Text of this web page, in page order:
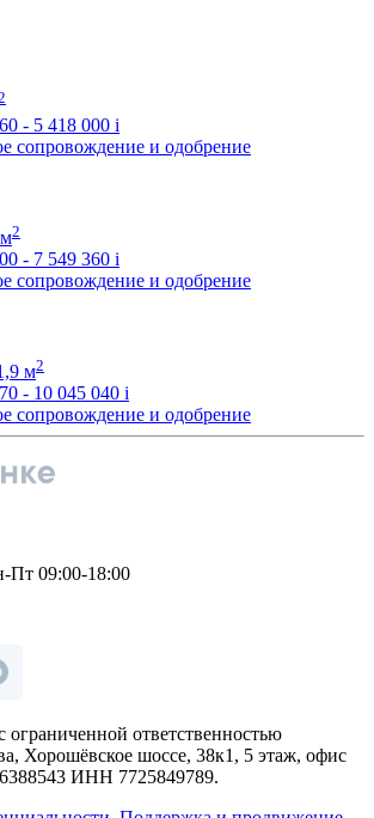
- 5 418 000 i
сопровождение и одобрение
2
- 7 549 360 i
сопровождение и одобрение
м2
- 10 045 040 i
сопровождение и одобрение
Пт 09:00-18:00
ответственностью
Хорошёвское шоссе, 38к1, 5 этаж, офис
ИНН 7725849789.